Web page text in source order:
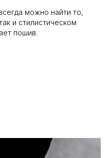
можно найти то,
и стилистическом
пошив.